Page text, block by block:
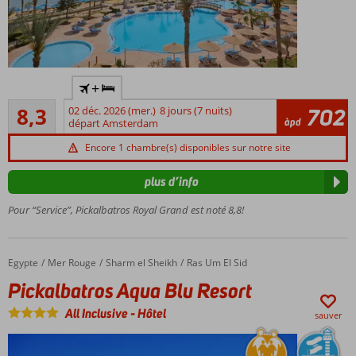
min.
16 ans
privée
avec
ponton
flottant
de spa de
luxe
avec
balcon ou
8,3
Très bon
32
commentaires
+
02 déc. 2026 (mer.) 8 jours (7 nuits)
départ Amsterdam
àpd 702
Encore 1 chambre(s) disponibles sur notre site
Pour “Service”, Pickalbatros Royal Grand est noté 8,8!
plus d’info
Accueil
Egypte Mer Rouge Sharm el Sheikh Ras Um El Sid
Pickalbatros Aqua Blu Resort
Pickalbatros Aqua Blu Resort
All Inclusive-Hôtel sauver